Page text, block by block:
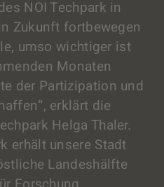
NOI Techpark in
Zukunft fortbewegen
umso wichtiger ist
Monaten
der Partizipation und
erklärt die
Helga Thaler.
erhält unsere Stadt
Landeshälfte